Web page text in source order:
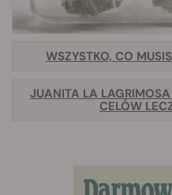
WSZYSTKO, CO
JUANITA LA
CELÓW